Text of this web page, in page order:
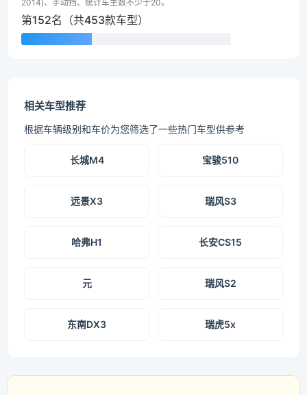
2014)、手动挡、统计车主数不少于20。
第152名（共453款车型）
相关车型推荐
根据车辆级别和车价为您筛选了一些热门车型供参考
长城M4 宝骏510
远景X3 瑞风S3
哈弗H1 长安CS15
元 瑞风S2
东南DX3 瑞虎5x